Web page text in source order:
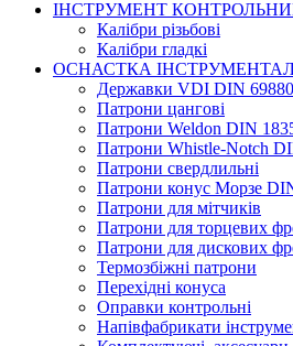
ІНСТРУМЕНТ
Калібри різьбові
Калібри гладкі
ОСНАСТКА
Державки VDI DIN 69880
Патрони цангові
Патрони Weldon DIN
Патрони Whistle-Notch
Патрони свердлильні
Патрони конус Морзе
Патрони для мітчиків
Патрони для торцевих
Патрони для дискових
Термозбіжні патрони
Перехідні конуса
Оправки контрольні
Напівфабрикати